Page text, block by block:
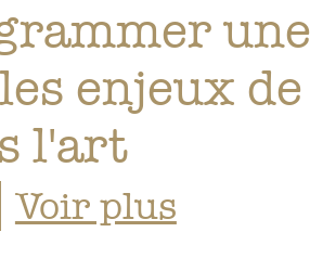
enjeux
l'art
Voir plus